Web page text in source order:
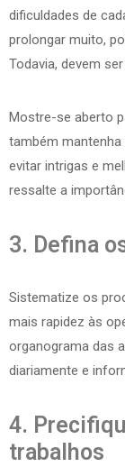
dificuldades de
prolongar muito,
Todavia, devem
Mostre-se aberto
também
evitar intrigas e
ressalte a
3. Defina
Sistematize os
mais rapidez às
organograma das
diariamente e
4.
trabalhos